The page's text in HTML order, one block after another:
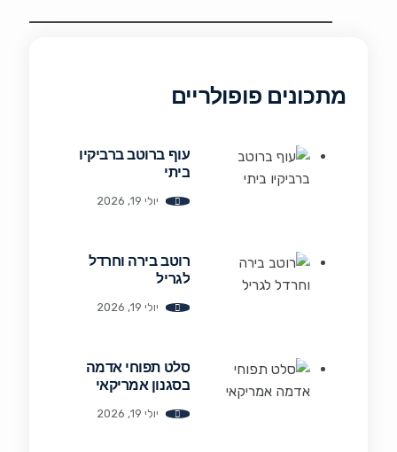
מתכונים פופולריים
עוף ברוטב ברביקיו
ביתי
יולי 19, 2026
רוטב בירה וחרדל
לגריל
יולי 19, 2026
סלט תפוחי אדמה
בסגנון אמריקאי
יולי 19, 2026